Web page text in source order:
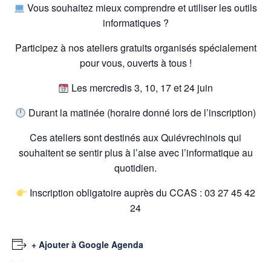
Vous souhaitez mieux comprendre et utiliser les outils
informatiques ?
Participez à nos ateliers gratuits organisés spécialement
pour vous, ouverts à tous !
Les mercredis 3, 10, 17 et 24 juin
Durant la matinée (horaire donné lors de l’inscription)
Ces ateliers sont destinés aux Quiévrechinois qui
souhaitent se sentir plus à l’aise avec l’informatique au
quotidien.
Inscription obligatoire auprès du CCAS : 03 27 45 42
24
+ Ajouter à Google Agenda